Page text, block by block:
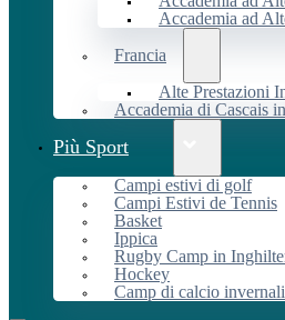
Accademia ad
Francia
Alte Prestazioni
Accademia di Cascais
Più Sport
Campi estivi di golf
Campi Estivi de Tennis
Basket
Ippica
Rugby Camp in
Hockey
Camp di calcio invernali